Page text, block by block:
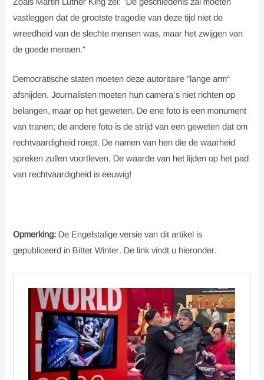
vastleggen dat de grootste tragedie van deze tijd niet de
wreedheid van de slechte mensen was, maar het zwijgen van
de goede mensen.“
Democratische staten moeten deze autoritaire ”lange arm“
afsnijden. Journalisten moeten hun camera’s niet richten op
belangen, maar op het geweten. De ene foto is een monument
van tranen; de andere foto is de strijd van een geweten dat om
rechtvaardigheid roept. De namen van hen die de waarheid
spreken zullen voortleven. De waarde van het lijden op het pad
van rechtvaardigheid is eeuwig!
Opmerking: De Engelstalige versie van dit artikel is
gepubliceerd in Bitter Winter. De link vindt u hieronder.